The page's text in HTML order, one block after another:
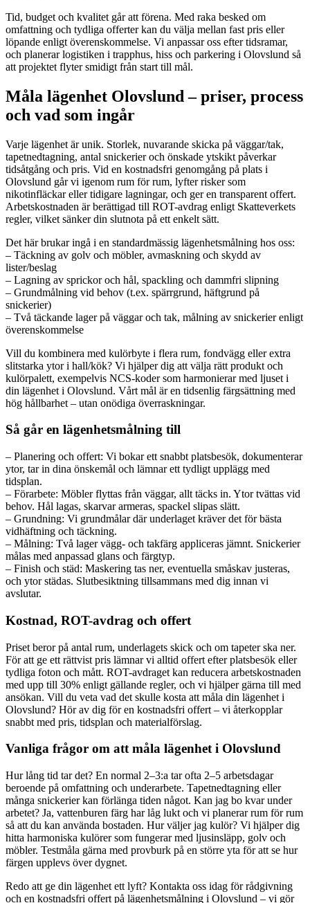
Tid, budget och kvalitet går att förena. Med raka besked om
omfattning och tydliga offerter kan du välja mellan fast pris eller
löpande enligt överenskommelse. Vi anpassar oss efter tidsramar,
och planerar logistiken i trapphus, hiss och parkering i Olovslund så
att projektet flyter smidigt från start till mål.
Måla lägenhet Olovslund – priser, process
och vad som ingår
Varje lägenhet är unik. Storlek, nuvarande skicka på väggar/tak,
tapetnedtagning, antal snickerier och önskade ytskikt påverkar
tidsåtgång och pris. Vid en kostnadsfri genomgång på plats i
Olovslund går vi igenom rum för rum, lyfter risker som
nikotinfläckar eller tidigare lagningar, och ger en transparent offert.
Arbetskostnaden är berättigad till ROT-avdrag enligt Skatteverkets
regler, vilket sänker din slutnota på ett enkelt sätt.
Det här brukar ingå i en standardmässig lägenhetsmålning hos oss:
– Täckning av golv och möbler, avmaskning och skydd av
lister/beslag
– Lagning av sprickor och hål, spackling och dammfri slipning
– Grundmålning vid behov (t.ex. spärrgrund, häftgrund på
snickerier)
– Två täckande lager på väggar och tak, målning av snickerier enligt
överenskommelse
Vill du kombinera med kulörbyte i flera rum, fondvägg eller extra
slitstarka ytor i hall/kök? Vi hjälper dig att välja rätt produkt och
kulörpalett, exempelvis NCS-koder som harmonierar med ljuset i
din lägenhet i Olovslund. Vårt mål är en tidsenlig färgsättning med
hög hållbarhet – utan onödiga överraskningar.
Så går en lägenhetsmålning till
– Planering och offert: Vi bokar ett snabbt platsbesök, dokumenterar
ytor, tar in dina önskemål och lämnar ett tydligt upplägg med
tidsplan.
– Förarbete: Möbler flyttas från väggar, allt täcks in. Ytor tvättas vid
behov. Hål lagas, skarvar armeras, spackel slipas slätt.
– Grundning: Vi grundmålar där underlaget kräver det för bästa
vidhäftning och täckning.
– Målning: Två lager vägg- och takfärg appliceras jämnt. Snickerier
målas med anpassad glans och färgtyp.
– Finish och städ: Maskering tas ner, eventuella småskav justeras,
och ytor städas. Slutbesiktning tillsammans med dig innan vi
avslutar.
Kostnad, ROT-avdrag och offert
Priset beror på antal rum, underlagets skick och om tapeter ska ner.
För att ge ett rättvist pris lämnar vi alltid offert efter platsbesök eller
tydliga foton och mått. ROT-avdraget kan reducera arbetskostnaden
med upp till 30% enligt gällande regler, och vi hjälper gärna till med
ansökan. Vill du veta vad det skulle kosta att måla din lägenhet i
Olovslund? Hör av dig för en kostnadsfri offert – vi återkopplar
snabbt med pris, tidsplan och materialförslag.
Vanliga frågor om att måla lägenhet i Olovslund
Hur lång tid tar det? En normal 2–3:a tar ofta 2–5 arbetsdagar
beroende på omfattning och underarbete. Tapetnedtagning eller
många snickerier kan förlänga tiden något. Kan jag bo kvar under
arbetet? Ja, vattenburen färg har låg lukt och vi planerar rum för rum
så att du kan använda bostaden. Hur väljer jag kulör? Vi hjälper dig
hitta harmoniska kulörer som fungerar med ljusinsläpp, golv och
möbler. Testmåla gärna med provburk på en större yta för att se hur
färgen upplevs över dygnet.
Redo att ge din lägenhet ett lyft? Kontakta oss idag för rådgivning
och en kostnadsfri offert på lägenhetsmålning i Olovslund – vi gör